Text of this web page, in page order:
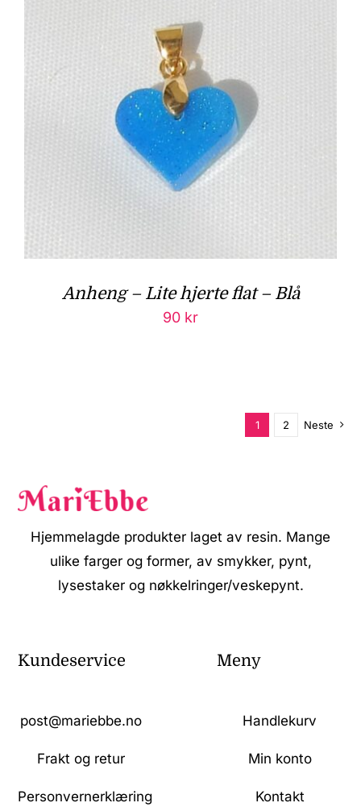
Anheng – Lite hjerte flat – Blå
90 kr
1 2 Neste
Hjemmelagde produkter laget av resin. Mange
ulike farger og former, av smykker, pynt,
lysestaker og nøkkelringer/veskepynt.
Kundeservice
post@mariebbe.no
Frakt og retur
Personvernerklæring
Meny
Handlekurv
Min konto
Kontakt